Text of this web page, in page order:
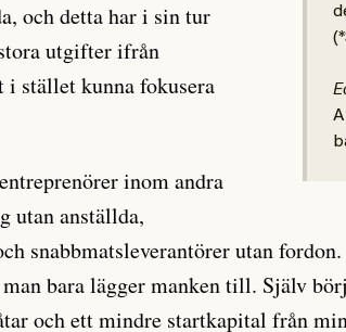
och detta har i sin tur
utgifter ifrån
i stället kunna fokusera
inom andra
utan anställda,
snabbmatsleverantörer utan
bara lägger manken till. Själv
och ett mindre startkapital från